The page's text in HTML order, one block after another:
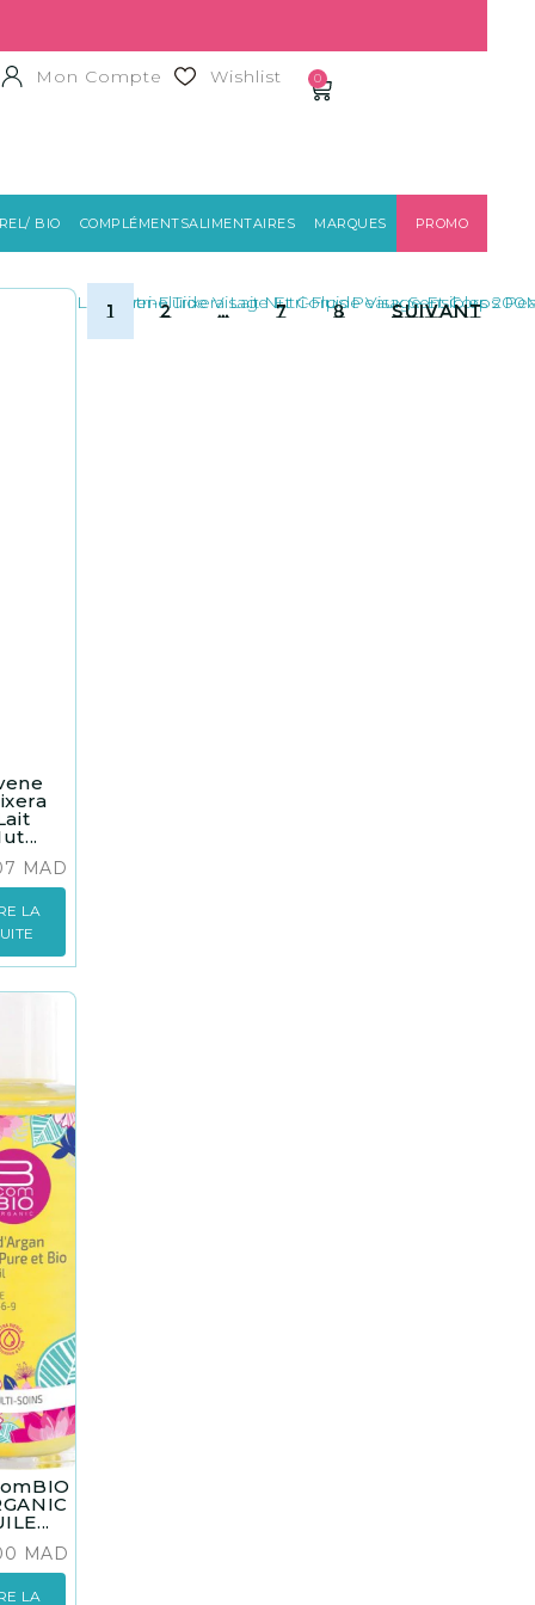
Mon Compte Wishlist 0
BIO COMPLÉMENTSALIMENTAIRES MARQUES PROMO
MAD
LA
MAD
LA
1 2 … 7 8 Suivant